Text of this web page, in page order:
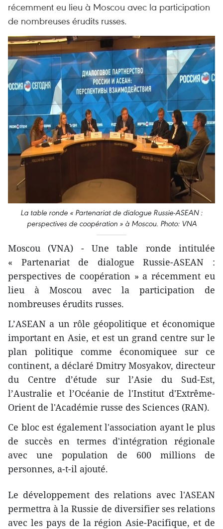
récemment eu lieu à Moscou avec la participation
de nombreuses érudits russes.
La table ronde « Partenariat de dialogue Russie-ASEAN :
perspectives de coopération » à Moscou. Photo: VNA
Moscou (VNA) - Une table ronde intitulée
« Partenariat de dialogue Russie-ASEAN :
perspectives de coopération » a récemment eu
lieu à Moscou avec la participation de
nombreuses érudits russes.
L’ASEAN​ a un rôle géopolitique et économique
important en Asie, et est un grand centre sur le
plan politique comme économiquee ​sur ce
continent, a déclaré Dmitry Mosyakov, directeur
du Centre d’étude sur l’Asie du Sud-Est,
l’Australie et l’Océanie de l'Institut d'Extrême-
Orient de l'Académie russe des Sciences (RAN).
Ce bloc est également l'association ayant le plus
de succès en ​termes d'intégration régionale
avec une population de 600 millions de
personnes, a-t-il ajouté.
Le développement des relations avec l'ASEAN
permettra à la Russie de diversifier ses relations
avec les pays de la région Asie-Pacifique, et de